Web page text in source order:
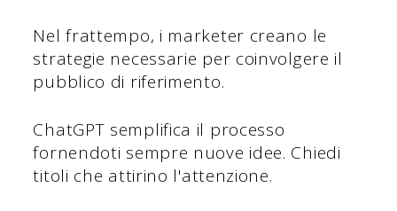
Nel frattempo, i marketer creano le
strategie necessarie per coinvolgere il
pubblico di riferimento.
ChatGPT semplifica il processo
fornendoti sempre nuove idee. Chiedi
titoli che attirino l'attenzione.